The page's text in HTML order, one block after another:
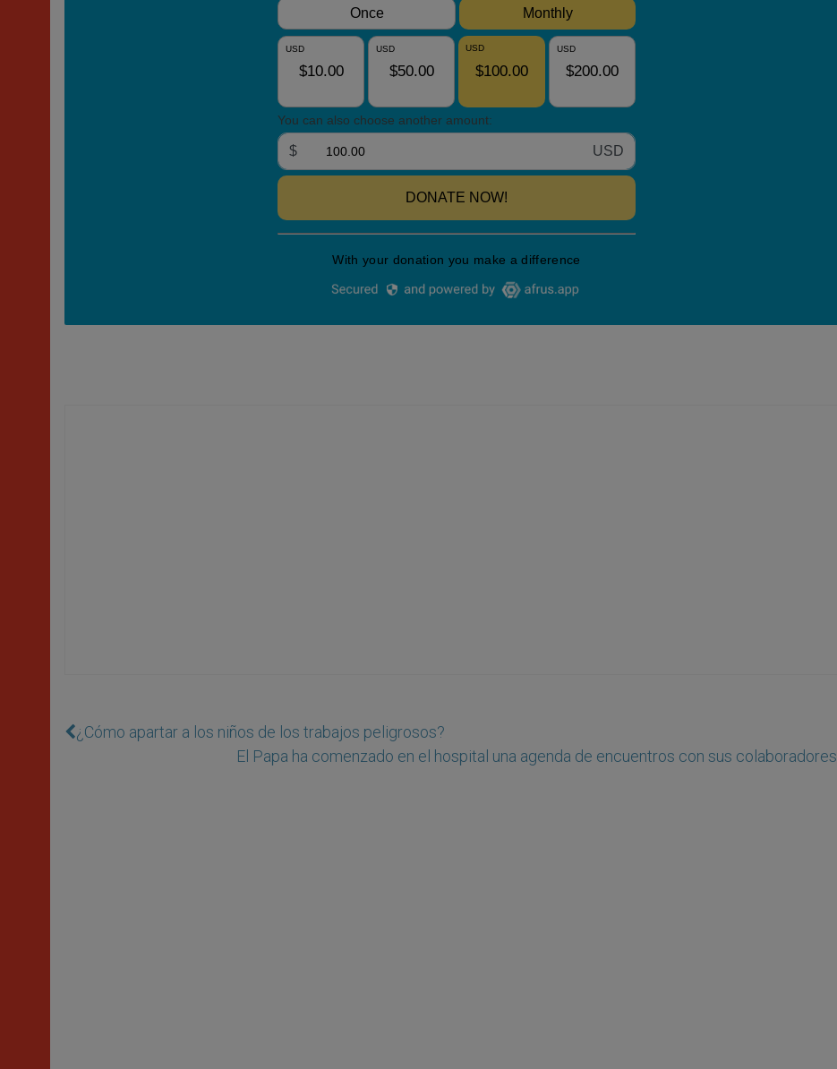
¿Cómo apartar a los niños de los trabajos peligrosos?
El Papa ha comenzado en el hospital una agenda de encuentros con sus colaboradores